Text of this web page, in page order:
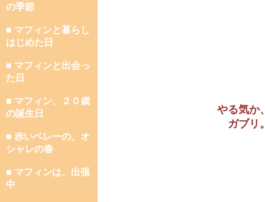
の季節
■ マフィンと暮らし
はじめた日
■ マフィンと出会っ
た日
■ マフィン、２０歳
の誕生日
■ 赤いベレーの、オ
シャレの春
■ マフィンは、出張
中
やる気か
ガブリ